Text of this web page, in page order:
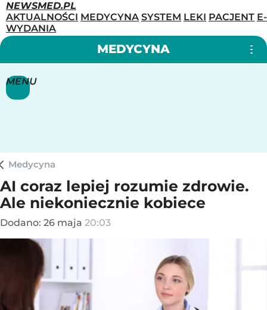
NEWSMED.PL
AKTUALNOŚCI MEDYCYNA SYSTEM LEKI PACJENT E-
WYDANIA
MENU
MEDYCYNA
Medycyna
AI coraz lepiej rozumie zdrowie.
Ale niekoniecznie kobiece
Dodano: 26 maja 20:03